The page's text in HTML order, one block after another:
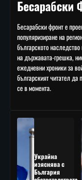
Бесарабски
Бесарабски фронт е
популяризиране на
българското
на държавата-грешка,
ежедневни хроники за
българският читател
се в момента.
Украйна
изяснява с
България